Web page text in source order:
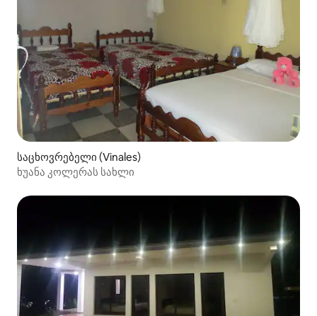
საცხოვრებელი (Vinales)
ხუანა კოლერას სახლი